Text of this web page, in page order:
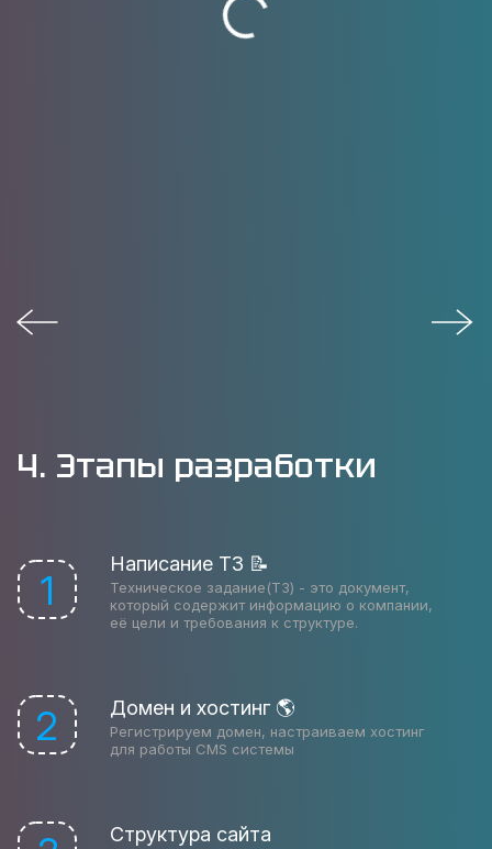
4. Этапы разработки
1
Написание ТЗ 📝
Техническое задание(ТЗ) - это документ,
который содержит информацию о компании,
её цели и требования к структуре.
2 Домен и хостинг 🌎
Регистрируем домен, настраиваем хостинг
для работы CMS системы
Структура сайта